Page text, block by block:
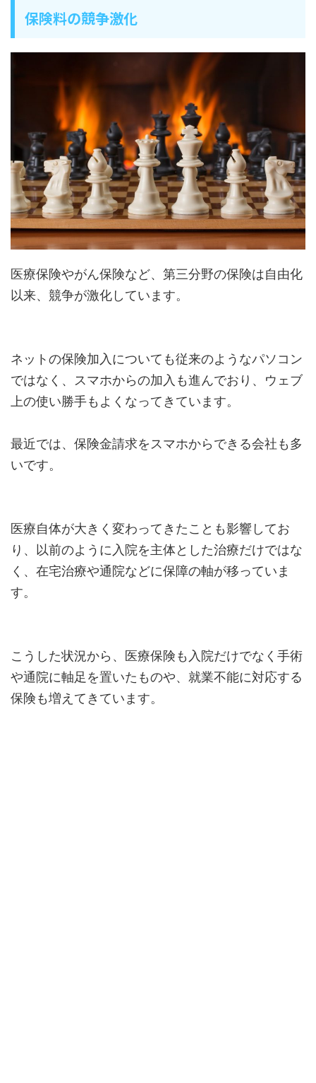
保険料の競争激化
医療保険やがん保険など、第三分野の保険は自由化
以来、競争が激化しています。
ネットの保険加入についても従来のようなパソコン
ではなく、スマホからの加入も進んでおり、ウェブ
上の使い勝手もよくなってきています。
最近では、保険金請求をスマホからできる会社も多
いです。
医療自体が大きく変わってきたことも影響してお
り、以前のように入院を主体とした治療だけではな
く、在宅治療や通院などに保障の軸が移っていま
す。
こうした状況から、医療保険も入院だけでなく手術
や通院に軸足を置いたものや、就業不能に対応する
保険も増えてきています。